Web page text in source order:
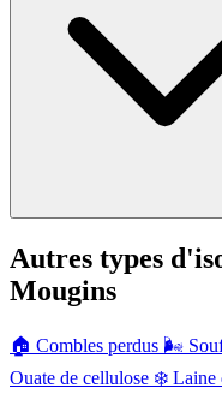
Autres types
Mougins
🏠 Combles perdus 🌬️
Ouate de cellulose ❄️ Laine